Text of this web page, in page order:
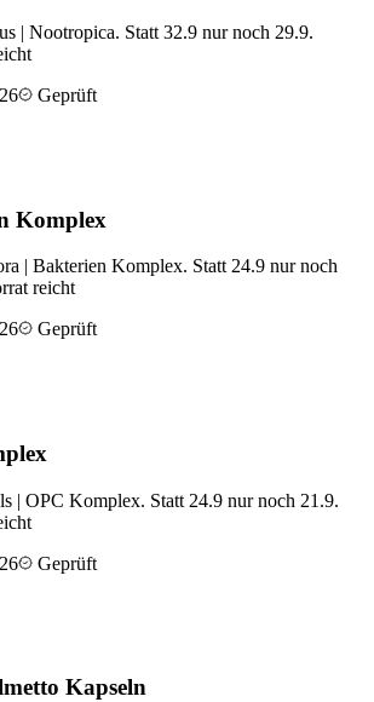
| Nootropica. Statt 32.9 nur noch 29.9.
Geprüft
Komplex
| Bakterien Komplex. Statt 24.9 nur noch
reicht
Geprüft
| OPC Komplex. Statt 24.9 nur noch 21.9.
Geprüft
Kapseln